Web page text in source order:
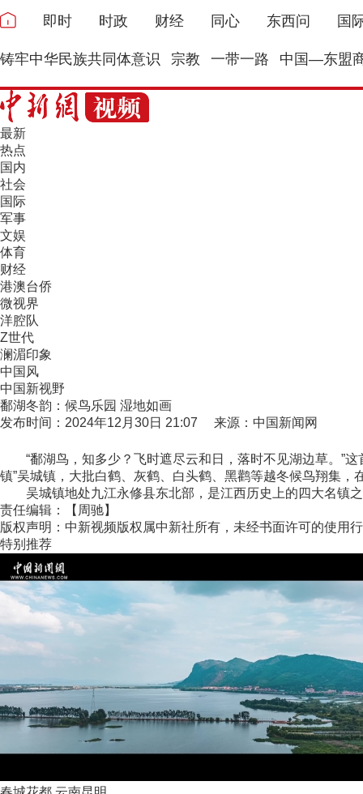
即时 时政 财经 同心 东西问 国
铸牢中华民族共同体意识 宗教 一带一路 中国—东盟
最新
热点
国内
社会
国际
军事
文娱
体育
财经
港澳台侨
微视界
洋腔队
Z世代
澜湄印象
中国风
中国新视野
鄱湖冬韵：候鸟乐园 湿地如画
发布时间：2024年12月30日 21:07 来源：中国新闻网
“鄱湖鸟，知多少？飞时遮尽云和日，落时不见湖边草。”这
镇”吴城镇，大批白鹤、灰鹤、白头鹤、黑鹳等越冬候鸟翔集
吴城镇地处九江永修县东北部，是江西历史上的四大名镇之
责任编辑：【周驰】
版权声明：中新视频版权属中新社所有，未经书面许可的使用
特别推荐